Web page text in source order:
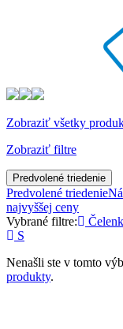
Zobraziť všetky
Zobraziť filtre
Predvolené triedenie
Predvolené triedenie
najvyššej ceny
Vybrané filtre:
S
Nenašli ste v tomto
produkty.